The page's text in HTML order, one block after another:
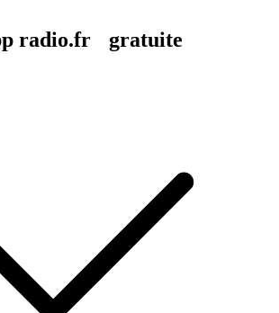
radio.fr gratuite